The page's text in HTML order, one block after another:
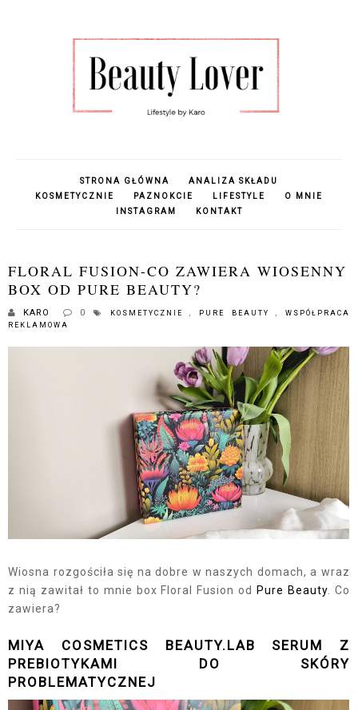
STRONA GŁÓWNA
ANALIZA SKŁADU
KOSMETYCZNIE
PAZNOKCIE LIFESTYLE
O MNIE
INSTAGRAM
KONTAKT
FLORAL FUSION-CO ZAWIERA WIOSENNY
BOX OD PURE BEAUTY?
KARO 0 KOSMETYCZNIE, PURE BEAUTY,WSPÓŁPRACA
REKLAMOWA
Wiosna rozgościła się na dobre w naszych domach, a wraz
z nią zawitał to mnie box Floral Fusion od
Pure Beauty . Co
zawiera?
MIYA COSMETICS BEAUTY.LAB SERUM Z
PREBIOTYKAMI DO SKÓRY
PROBLEMATYCZNEJ